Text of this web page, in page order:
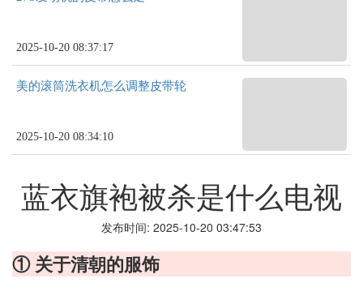
2025-10-20 08:37:17
美的滚筒洗衣机怎么调整皮带轮
2025-10-20 08:34:10
蓝衣旗袍被杀是什么电视
发布时间: 2025-10-20 03:47:53
① 关于清朝的服饰